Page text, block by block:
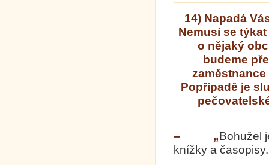
14) Napadá
Nemusí se
o nějaký
budeme
Popřípadě je
– „Bohužel
knížky a